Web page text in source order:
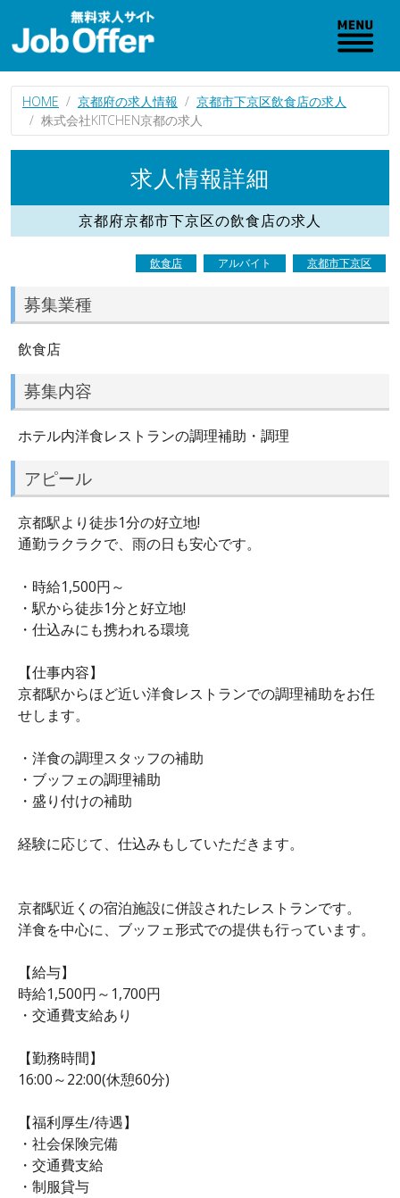
HOME 京都府の求人情報
京都市下京区飲食店の求人
株式会社KITCHEN京都の求人
求人情報詳細
京都府京都市下京区の飲食店の求人
飲食店 アルバイト 京都市下京区
募集業種
飲食店
募集内容
ホテル内洋食レストランの調理補助・調理
アピール
京都駅より徒歩1分の好立地!
通勤ラクラクで、雨の日も安心です。
・時給1,500円～
・駅から徒歩1分と好立地!
・仕込みにも携われる環境
【仕事内容】
京都駅からほど近い洋食レストランでの調理補助をお任
せします。
・洋食の調理スタッフの補助
・ブッフェの調理補助
・盛り付けの補助
経験に応じて、仕込みもしていただきます。
京都駅近くの宿泊施設に併設されたレストランです。
洋食を中心に、ブッフェ形式での提供も行っています。
【給与】
時給1,500円～1,700円
・交通費支給あり
【勤務時間】
16:00～22:00(休憩60分)
【福利厚生/待遇】
・社会保険完備
・交通費支給
・制服貸与